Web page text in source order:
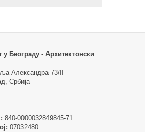
у Београду - Архитектонски
Александра 73/II
Србија
840-0000032849845-71
07032480